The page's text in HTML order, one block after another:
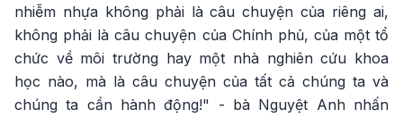
nhiễm nhựa không phải là câu chuyện của riêng ai,
không phải là câu chuyện của Chính phủ, của một tổ
chức về môi trường hay một nhà nghiên cứu khoa
học nào, mà là câu chuyện của tất cả chúng ta và
chúng ta cần hành động!" - bà Nguyệt Anh nhấn